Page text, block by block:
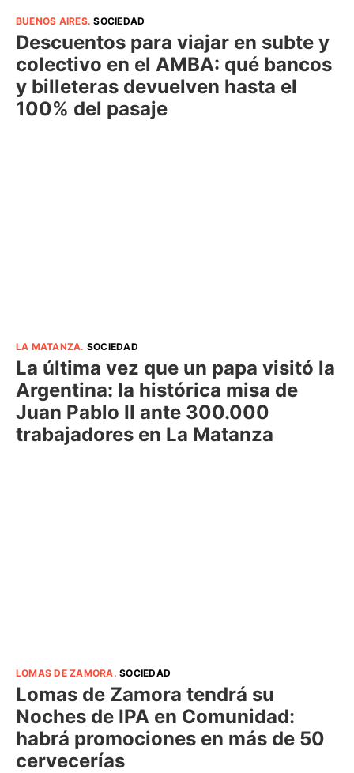
BUENOS AIRES.SOCIEDAD
Descuentos para viajar en subte y
colectivo en el AMBA: qué bancos
y billeteras devuelven hasta el
100% del pasaje
LA MATANZA. SOCIEDAD
La última vez que un papa visitó la
Argentina: la histórica misa de
Juan Pablo II ante 300.000
trabajadores en La Matanza
LOMAS DE ZAMORA.SOCIEDAD
Lomas de Zamora tendrá su
Noches de IPA en Comunidad:
habrá promociones en más de 50
cervecerías